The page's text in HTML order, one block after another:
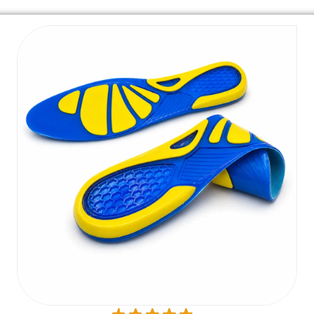
Csapj le most a 10%
kedvezményre!
és megajándékozunk egy 10%-os